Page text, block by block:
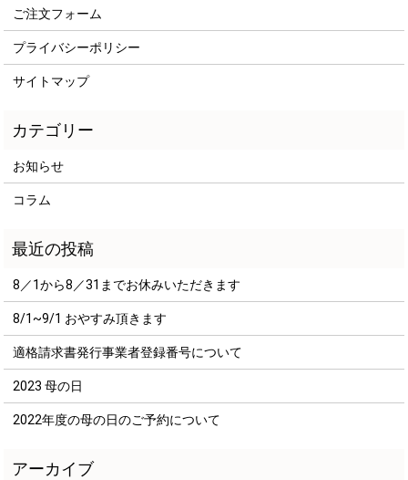
ご注文フォーム
プライバシーポリシー
サイトマップ
お知らせ
コラム
8／1から8／31までお休みいただきます
8/1~9/1 おやすみ頂きます
適格請求書発行事業者登録番号について
2023 母の日
2022年度の母の日のご予約について